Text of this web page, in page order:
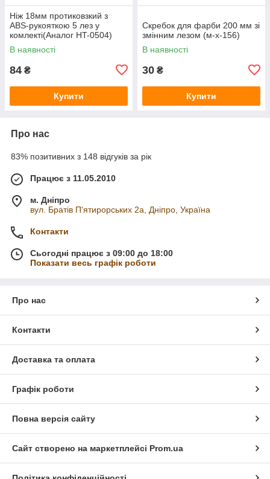
Ніж 18мм протиковзкий з
ABS‑рукояткою 5 лез у
комлекті(Аналог HT-0504)
(124173)
В наявності
84 ₴
Купити
Скребок для фарби 200 мм зі
змінним лезом (м-х-156)
В наявності
30 ₴
Купити
Про нас
83% позитивних з 148 відгуків за рік
Працює з 11.05.2010
м. Дніпро
вул. Братів П'ятирорських 2а, Дніпро, Україна
Контакти
Сьогодні працює з 09:00 до 18:00
Показати весь графік роботи
Про нас
Контакти
Доставка та оплата
Графік роботи
Повна версія сайту
Сайт створено на маркетплейсі Prom.ua